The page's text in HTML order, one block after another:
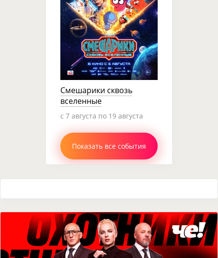
Смешарики сквозь
вселенные
c 7 августа по 19 августа
Показать все события